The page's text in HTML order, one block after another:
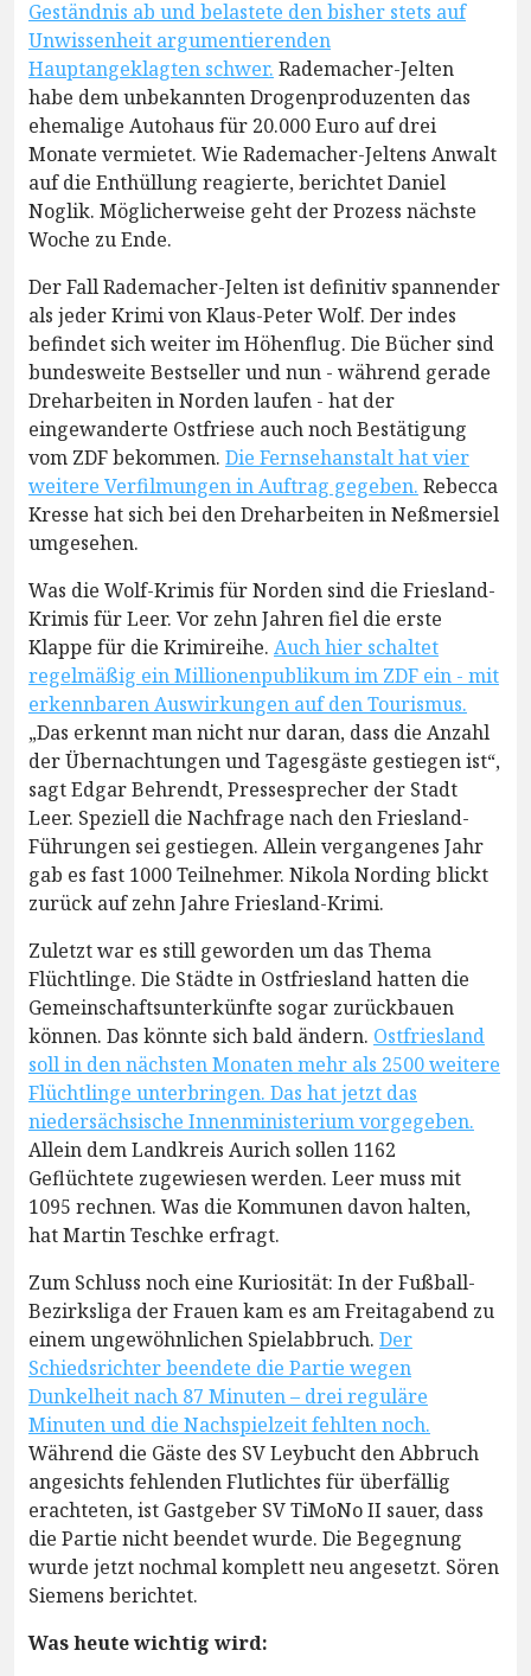
Geständnis ab und belastete den bisher stets auf
Unwissenheit argumentierenden
Hauptangeklagten schwer. Rademacher-Jelten
habe dem unbekannten Drogenproduzenten das
ehemalige Autohaus für 20.000 Euro auf drei
Monate vermietet. Wie Rademacher-Jeltens Anwalt
auf die Enthüllung reagierte, berichtet Daniel
Noglik. Möglicherweise geht der Prozess nächste
Woche zu Ende.
Der Fall Rademacher-Jelten ist definitiv spannender
als jeder Krimi von Klaus-Peter Wolf. Der indes
befindet sich weiter im Höhenflug. Die Bücher sind
bundesweite Bestseller und nun - während gerade
Dreharbeiten in Norden laufen - hat der
eingewanderte Ostfriese auch noch Bestätigung
vom ZDF bekommen. Die Fernsehanstalt hat vier
weitere Verfilmungen in Auftrag gegeben. Rebecca
Kresse hat sich bei den Dreharbeiten in Neßmersiel
umgesehen.
Was die Wolf-Krimis für Norden sind die Friesland-
Krimis für Leer. Vor zehn Jahren fiel die erste
Klappe für die Krimireihe. Auch hier schaltet
regelmäßig ein Millionenpublikum im ZDF ein - mit
erkennbaren Auswirkungen auf den Tourismus.
„Das erkennt man nicht nur daran, dass die Anzahl
der Übernachtungen und Tagesgäste gestiegen ist“,
sagt Edgar Behrendt, Pressesprecher der Stadt
Leer. Speziell die Nachfrage nach den Friesland-
Führungen sei gestiegen. Allein vergangenes Jahr
gab es fast 1000 Teilnehmer. Nikola Nording blickt
zurück auf zehn Jahre Friesland-Krimi.
Zuletzt war es still geworden um das Thema
Flüchtlinge. Die Städte in Ostfriesland hatten die
Gemeinschaftsunterkünfte sogar zurückbauen
können. Das könnte sich bald ändern. Ostfriesland
soll in den nächsten Monaten mehr als 2500 weitere
Flüchtlinge unterbringen. Das hat jetzt das
niedersächsische Innenministerium vorgegeben.
Allein dem Landkreis Aurich sollen 1162
Geflüchtete zugewiesen werden. Leer muss mit
1095 rechnen. Was die Kommunen davon halten,
hat Martin Teschke erfragt.
Zum Schluss noch eine Kuriosität: In der Fußball-
Bezirksliga der Frauen kam es am Freitagabend zu
einem ungewöhnlichen Spielabbruch. Der
Schiedsrichter beendete die Partie wegen
Dunkelheit nach 87 Minuten – drei reguläre
Minuten und die Nachspielzeit fehlten noch.
Während die Gäste des SV Leybucht den Abbruch
angesichts fehlenden Flutlichtes für überfällig
erachteten, ist Gastgeber SV TiMoNo II sauer, dass
die Partie nicht beendet wurde. Die Begegnung
wurde jetzt nochmal komplett neu angesetzt. Sören
Siemens berichtet.
Was heute wichtig wird: